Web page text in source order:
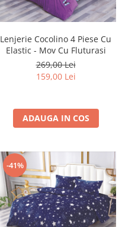
Lenjerie Cocolino 4 Piese Cu
Elastic - Mov Cu Fluturasi
269,00 Lei
159,00 Lei
ADAUGA IN COS
-41%